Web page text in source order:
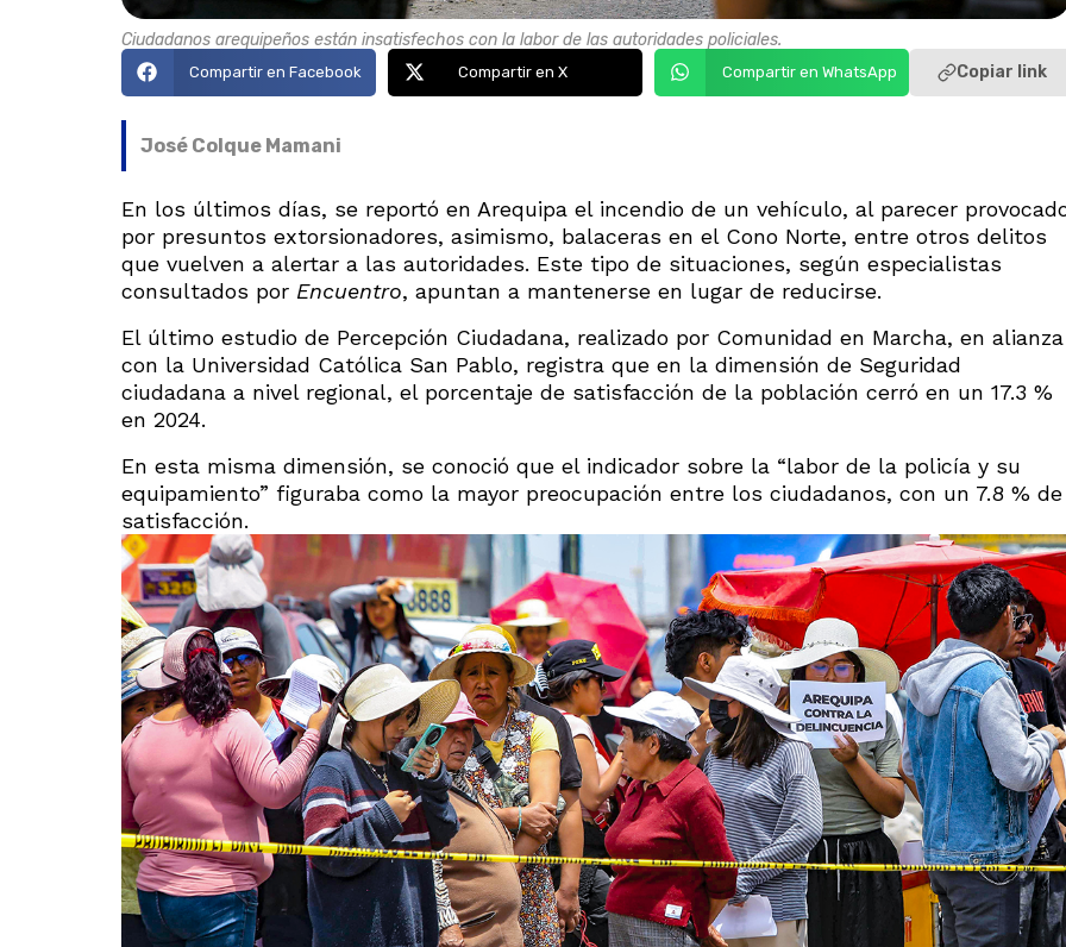
Ciudadanos arequipeños están insatisfechos con la labor de las autoridades policiales.
Compartir en Facebook Compartir en X Compartir en WhatsApp Copiar link
José Colque Mamani
En los últimos días, se reportó en Arequipa el incendio de un vehículo, al parecer
por presuntos extorsionadores, asimismo, balaceras en el Cono Norte, entre otros delitos
que vuelven a alertar a las autoridades. Este tipo de situaciones, según especialistas
consultados por Encuentro, apuntan a mantenerse en lugar de reducirse.
El último estudio de Percepción Ciudadana, realizado por Comunidad en Marcha, en alianza
con la Universidad Católica San Pablo, registra que en la dimensión de Seguridad
ciudadana a nivel regional, el porcentaje de satisfacción de la población cerró en un 17.3 %
en 2024.
En esta misma dimensión, se conoció que el indicador sobre la “labor de la policía y su
equipamiento” figuraba como la mayor preocupación entre los ciudadanos, con un 7.8 % de
satisfacción.